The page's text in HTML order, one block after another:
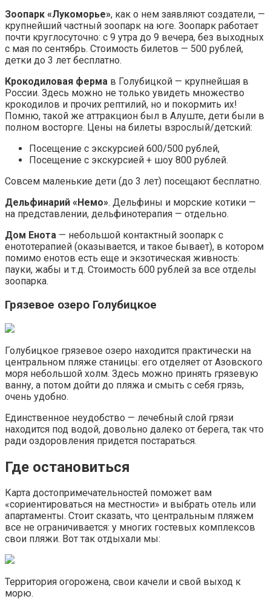
Зоопарк «Лукоморье», как о нем заявляют создатели, —
крупнейший частный зоопарк на юге. Зоопарк работает
почти круглосуточно: с 9 утра до 9 вечера, без выходных
с мая по сентябрь. Стоимость билетов — 500 рублей,
детки до 3 лет бесплатно.
Крокодиловая ферма в Голубицкой — крупнейшая в
России. Здесь можно не только увидеть множество
крокодилов и прочих рептилий, но и покормить их!
Помню, такой же аттракцион был в Алуште, дети были в
полном восторге. Цены на билеты взрослый/детский:
Посещение с экскурсией 600/500 рублей,
Посещение с экскурсией + шоу 800 рублей.
Совсем маленькие дети (до 3 лет) посещают бесплатно.
Дельфинарий «Немо». Дельфины и морские котики —
на представлении, дельфинотерапия — отдельно.
Дом Енота — небольшой контактный зоопарк с
енототерапией (оказывается, и такое бывает), в котором
помимо енотов есть еще и экзотическая живность:
пауки, жабы и т.д. Стоимость 600 рублей за все отделы
зоопарка.
Грязевое озеро Голубицкое
Голубицкое грязевое озеро находится практически на
центральном пляже станицы: его отделяет от Азовского
моря небольшой холм. Здесь можно принять грязевую
ванну, а потом дойти до пляжа и смыть с себя грязь,
очень удобно.
Единственное неудобство — лечебный слой грязи
находится под водой, довольно далеко от берега, так что
ради оздоровления придется постараться.
Где остановиться
Карта достопримечательностей поможет вам
«сориентироваться на местности» и выбрать отель или
апартаменты. Стоит сказать, что центральным пляжем
все не ограничивается: у многих гостевых комплексов
свои пляжи. Вот так отдыхали мы:
Территория огорожена, свои качели и свой выход к
морю.